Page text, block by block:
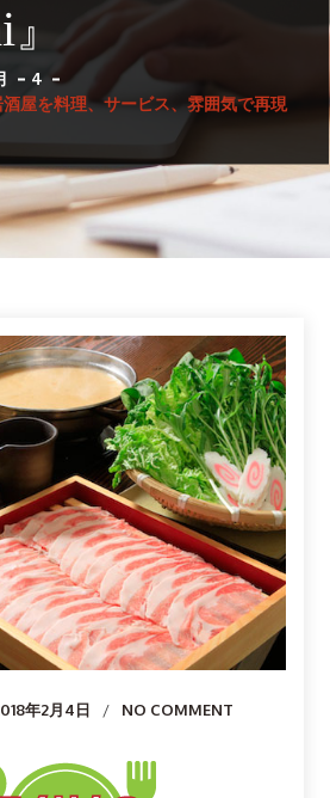
4
酒屋を料理、サービス、雰囲気で再現
年2月4日 NO COMMENT